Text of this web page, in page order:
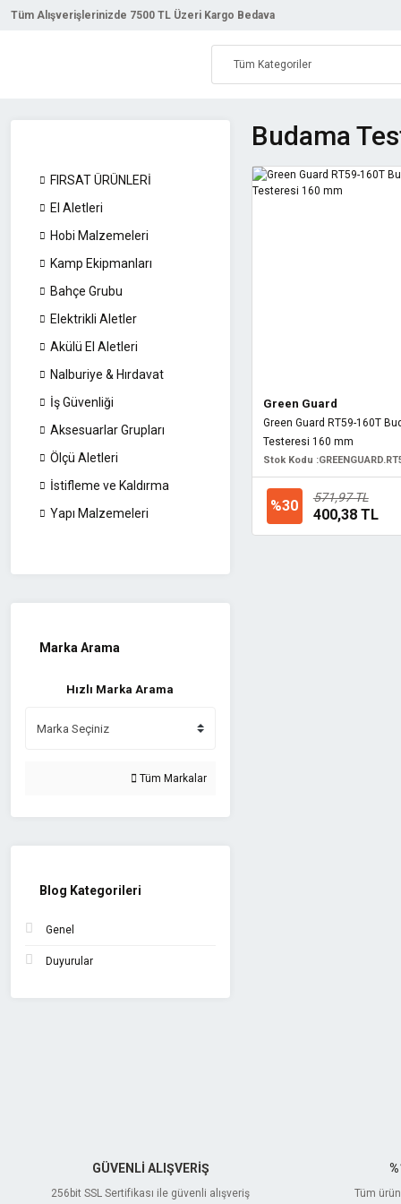
Tüm Alışverişlerinizde 7500 TL Üzeri Kargo Bedava
FIRSAT ÜRÜNLERİ
El Aletleri
Hobi Malzemeleri
Kamp Ekipmanları
Bahçe Grubu
Elektrikli Aletler
Akülü El Aletleri
Nalburiye & Hırdavat
İş Güvenliği
Aksesuarlar Grupları
Ölçü Aletleri
İstifleme ve Kaldırma
Yapı Malzemeleri
Marka Arama
Hızlı Marka Arama
Tüm Markalar
Blog Kategorileri
Genel
Duyurular
Budama
Green Guard
Green Guard RT59-160T
Testeresi 160 mm
Stok Kodu :
%30 571,97 TL
400,38 TL
GÜVENLİ ALIŞVERİŞ
256bit SSL Sertifikası ile güvenli alışveriş Tüm